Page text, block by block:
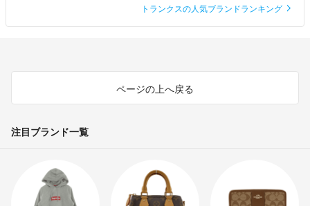
トランクスの人気ブランドランキング
ページの上へ戻る
注目ブランド一覧